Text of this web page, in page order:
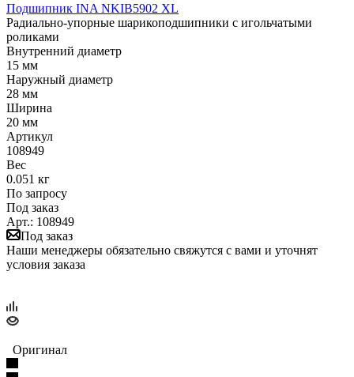
Подшипник INA NKIB5902 XL
Радиально-упорные шарикоподшипники с игольчатыми
роликами
Внутренний диаметр
15 мм
Наружный диаметр
28 мм
Ширина
20 мм
Артикул
108949
Вес
0.051 кг
По запросу
Под заказ
Арт.: 108949
Под заказ
Наши менеджеры обязательно свяжутся с вами и уточнят
условия заказа
Оригинал